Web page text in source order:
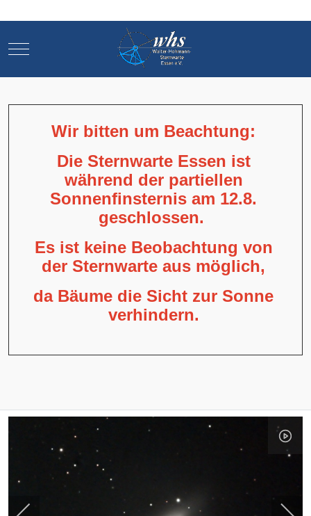
Mobile Menu Toggle
Wir bitten um Beachtung:
Die Sternwarte Essen ist
während der partiellen
Sonnenfinsternis am 12.8.
geschlossen.
Es ist keine Beobachtung von
der Sternwarte aus möglich,
da Bäume die Sicht zur Sonne
verhindern.